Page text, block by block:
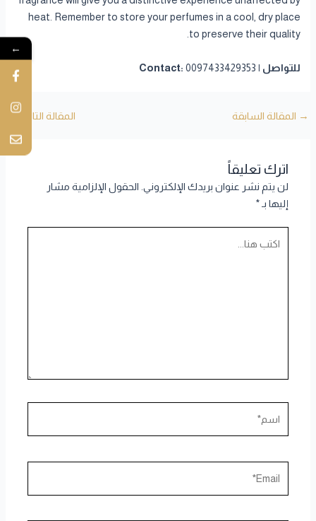
heat. Remember to store your perfumes in a cool, dry place
to preserve their quality.
للتواصل | Contact: 0097433429353
→ المقالة السابقة المقالة التالية←
اترك تعليقاً
لن يتم نشر عنوان بريدك الإلكتروني. الحقول الإلزامية مشار
إليها بـ*
←